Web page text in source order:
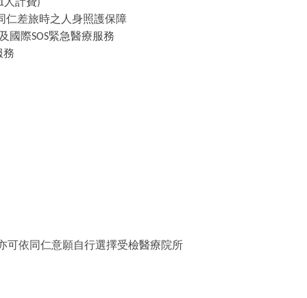
)
仁差旅時之人身照護保障
國際SOS緊急醫療服務
務
可依同仁意願自行選擇受檢醫療院所